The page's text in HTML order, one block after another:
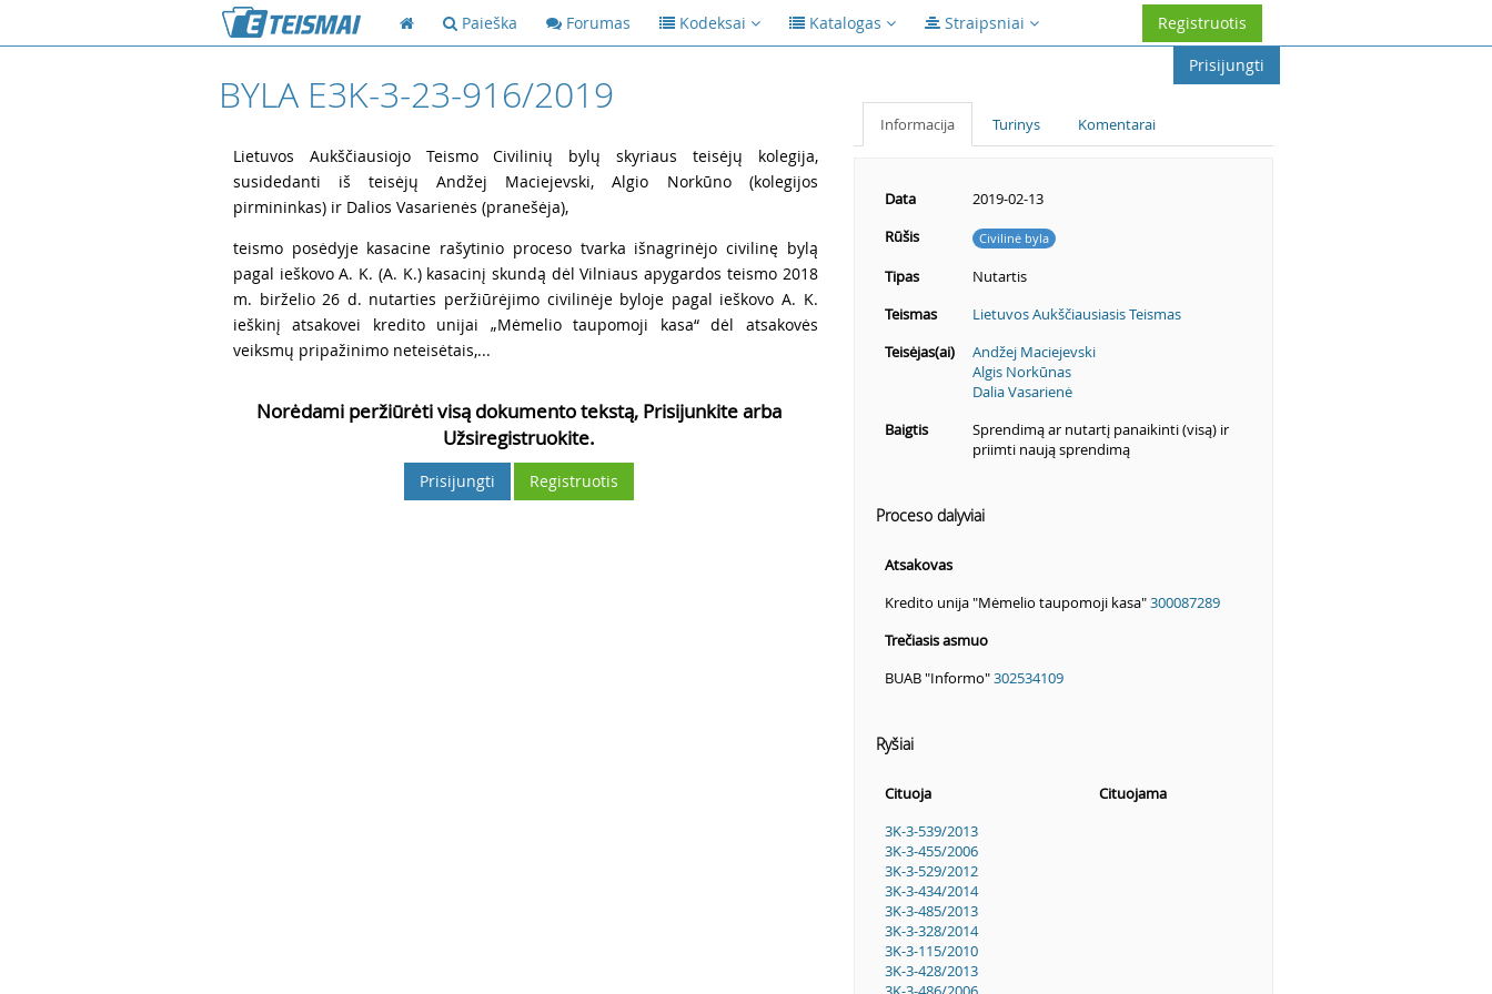
Paieška Forumas Kodeksai Katalogas Straipsniai
Registruotis
Prisijungti
BYLA E3K-3-23-916/2019
Lietuvos Aukščiausiojo Teismo Civilinių bylų skyriaus teisėjų kolegija,
susidedanti iš teisėjų Andžej Maciejevski, Algio Norkūno (kolegijos
pirmininkas) ir Dalios Vasarienės (pranešėja),
teismo posėdyje kasacine rašytinio proceso tvarka išnagrinėjo civilinę bylą
pagal ieškovo A. K. (A. K.) kasacinį skundą dėl Vilniaus apygardos teismo 2018
m. birželio 26 d. nutarties peržiūrėjimo civilinėje byloje pagal ieškovo A. K.
ieškinį atsakovei kredito unijai „Mėmelio taupomoji kasa“ dėl atsakovės
veiksmų pripažinimo neteisėtais,...
Norėdami peržiūrėti visą dokumento tekstą, Prisijunkite arba
Užsiregistruokite.
Prisijungti Registruotis
Informacija Turinys Komentarai
Data
2019-02-13
Rūšis
Civilinė byla
Tipas
Nutartis
Teismas
Lietuvos Aukščiausiasis Teismas
Teisėjas(ai)
Andžej Maciejevski
Algis Norkūnas
Dalia Vasarienė
Baigtis
Sprendimą ar nutartį panaikinti (visą) ir
priimti naują sprendimą
Proceso dalyviai
Atsakovas
Kredito unija "Mėmelio taupomoji kasa"300087289
Trečiasis asmuo
BUAB "Informo"302534109
Ryšiai
Cituoja
Cituojama
3K-3-539/2013
3K-3-455/2006
3K-3-529/2012
3K-3-434/2014
3K-3-485/2013
3K-3-328/2014
3K-3-115/2010
3K-3-428/2013